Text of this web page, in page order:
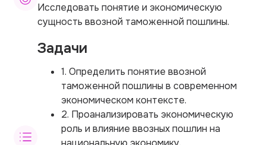
Исследовать понятие и экономическую
сущность ввозной таможенной пошлины.
Задачи
1. Определить понятие ввозной
таможенной пошлины в современном
экономическом контексте.
2. Проанализировать экономическую
роль и влияние ввозных пошлин на